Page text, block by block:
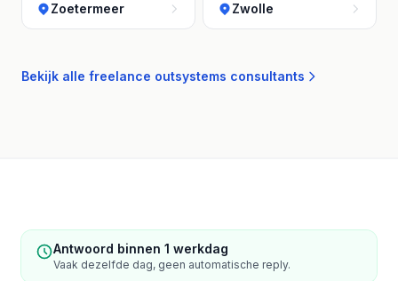
Zoetermeer Zwolle
Bekijk alle freelance outsystems consultants
Antwoord binnen 1 werkdag
Vaak dezelfde dag, geen automatische reply.